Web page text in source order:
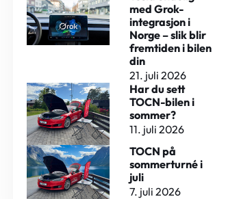
med Grok-
integrasjon i
Norge – slik blir
fremtiden i bilen
din
21. juli 2026
Har du sett
TOCN-bilen i
sommer?
11. juli 2026
TOCN på
sommerturné i
juli
7. juli 2026